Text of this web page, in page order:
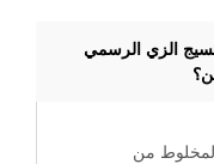
نسيج الزي الرسمي
من